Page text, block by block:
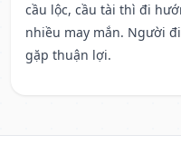
cầu lộc, cầu tài thì đi
nhiều may mắn. Người
gặp thuận lợi.